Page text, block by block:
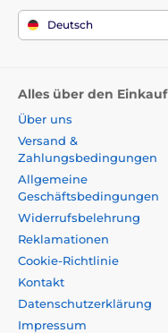
Deutsch
Alles über den Einkauf
Über uns
Versand &
Zahlungsbedingungen
Allgemeine
Geschäftsbedingungen
Widerrufsbelehrung
Reklamationen
Cookie-Richtlinie
Kontakt
Datenschutzerklärung
Impressum